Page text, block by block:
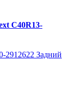
C40R13-